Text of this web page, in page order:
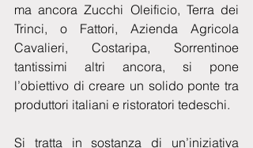
ma ancora Zucchi Oleificio, Terra dei
Trinci, o Fattori, Azienda Agricola
Cavalieri, Costaripa, Sorrentinoe
tantissimi altri ancora, si pone
l’obiettivo di creare un solido ponte tra
produttori italiani e ristoratori tedeschi.
Si tratta in sostanza di un’iniziativa